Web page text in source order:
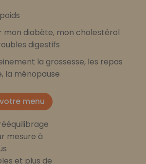
mon diabète, mon cholestérol
digestifs
la grossesse, les repas
la ménopause
menu
mesure à
et plus de